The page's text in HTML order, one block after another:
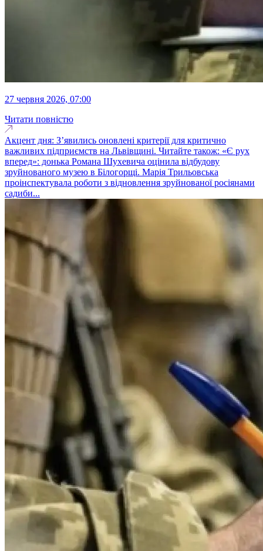
27 червня 2026, 07:00
Читати повністю
Акцент дня: З’явились оновлені критерії для критично
важливих підприємств на Львівщині. Читайте також: «Є рух
вперед»: донька Романа Шухевича оцінила відбудову
зруйнованого музею в Білогорщі. Марія Трильовська
проінспектувала роботи з відновлення зруйнованої росіянами
садиби...